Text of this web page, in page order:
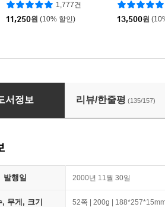
1,777건
11,250원 (10% 할인) 13,500원
주는 나무
서정보 리뷰/한줄평 (135/157)
발행일 2000년 11월 30일
, 무게, 크기 52쪽 | 200g |